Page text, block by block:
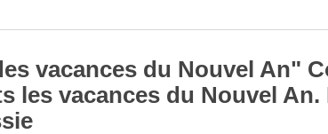
vacances du Nouvel An"
les vacances du Nouvel An.